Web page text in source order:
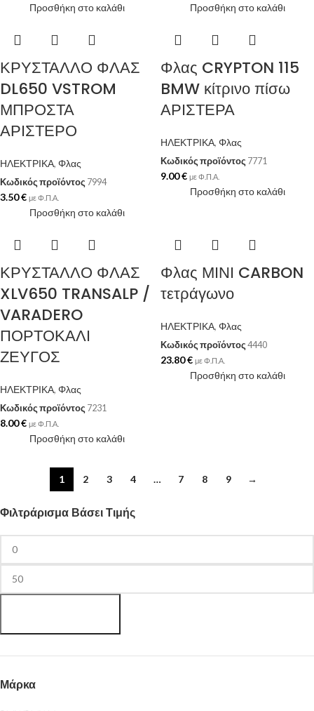
Φιλτράρισμα Βάσει Τιμής
Μάρκα
Προσθήκη στο καλάθι Προσθήκη στο καλάθι
ΚΡΥΣΤΑΛΛΟ ΦΛΑΣ
DL650 VSTROM
ΜΠΡΟΣΤΑ
ΑΡΙΣΤΕΡΟ
ΗΛΕΚΤΡΙΚΑ, Φλας
Κωδικός προϊόντος 7994
3.50€ με Φ.Π.Α.
Προσθήκη στο καλάθι
Φλας CRYPTON 115
BMW κίτρινο πίσω
ΑΡΙΣΤΕΡΑ
ΗΛΕΚΤΡΙΚΑ, Φλας
Κωδικός προϊόντος 7771
9.00€ με Φ.Π.Α.
Προσθήκη στο καλάθι
ΚΡΥΣΤΑΛΛΟ ΦΛΑΣ
XLV650 TRANSALP /
VARADERO
ΠΟΡΤΟΚΑΛΙ
ΖΕΥΓΟΣ
ΗΛΕΚΤΡΙΚΑ, Φλας
Κωδικός προϊόντος 7231
8.00€ με Φ.Π.Α.
Προσθήκη στο καλάθι
Φλας ΜΙΝΙ CARBON
τετράγωνο
ΗΛΕΚΤΡΙΚΑ, Φλας
Κωδικός προϊόντος 4440
23.80€ με Φ.Π.Α.
Προσθήκη στο καλάθι
1 2 3 4 … 7 8 9 →